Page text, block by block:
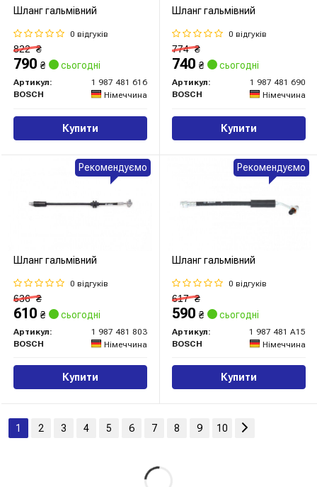
Шланг гальмівний
0 відгуків
822₴
790 ₴ сьогодні
Артикул:
1 987 481 616
BOSCH
Німеччина
Купити
Шланг гальмівний
0 відгуків
774₴
740 ₴ сьогодні
Артикул:
1 987 481 690
BOSCH
Німеччина
Купити
Шланг гальмівний
0 відгуків
636₴
610 ₴ сьогодні
Артикул:
1 987 481 803
BOSCH
Німеччина
Купити
Рекомендуємо
Шланг гальмівний
0 відгуків
617₴
590 ₴ сьогодні
Артикул:
1 987 481 A15
BOSCH
Німеччина
Купити
Рекомендуємо
1 2 3 4 5 6 7 8 9 10